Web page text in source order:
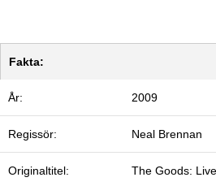
Fakta:
År: 2009
Regissör: Neal Brennan
Originaltitel: The Goods: